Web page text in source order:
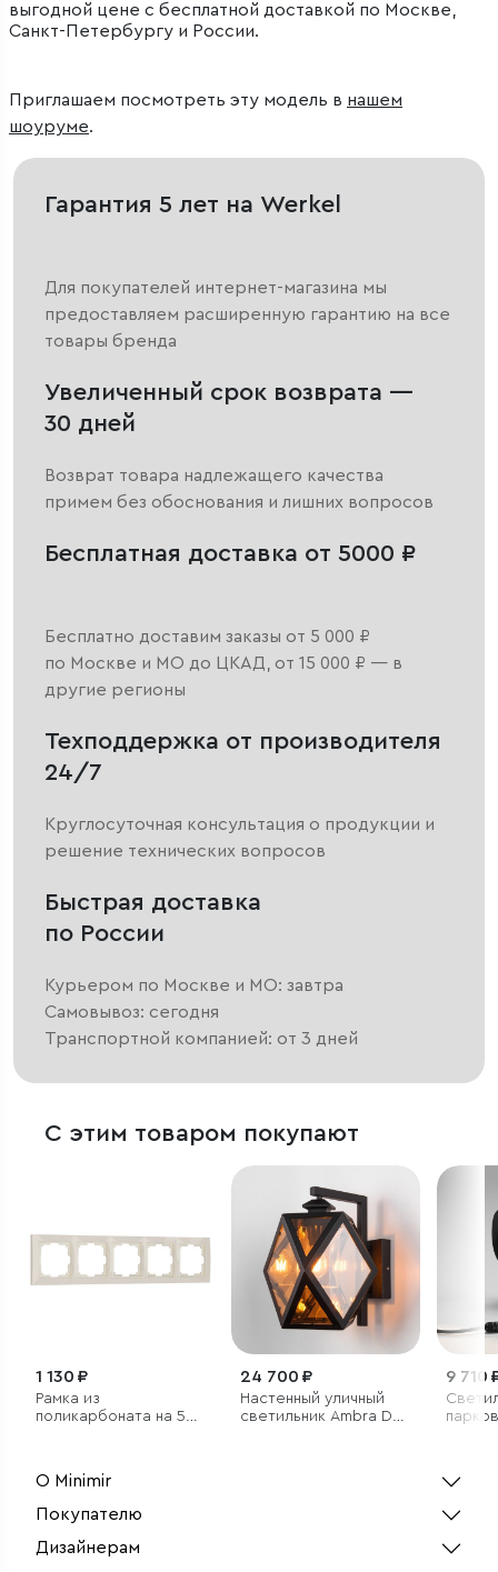
выгодной цене с бесплатной доставкой по Москве,
Санкт-Петербургу и России.
Приглашаем посмотреть эту модель в нашем
шоуруме.
Гарантия 5 лет на Werkel
Для покупателей интернет-магазина мы
предоставляем расширенную гарантию на все
товары бренда
Увеличенный срок возврата —
30 дней
Возврат товара надлежащего качества
примем без обоснования и лишних вопросов
Бесплатная доставка от 5000 ₽
Бесплатно доставим заказы от 5 000 ₽
по Москве и МО до ЦКАД, от 15 000 ₽ — в
другие регионы
Техподдержка от производителя
24/7
Круглосуточная консультация о продукции и
решение технических вопросов
Быстрая доставка
по России
Курьером по Москве и МО: завтра
Самовывоз: сегодня
Транспортной компанией: от 3 дней
С этим товаром покупают
1 130 ₽
Рамка из
поликарбоната на 5
24 700 ₽
Настенный уличный
светильник Ambra D
9 710
О Minimir
Покупателю
Дизайнерам